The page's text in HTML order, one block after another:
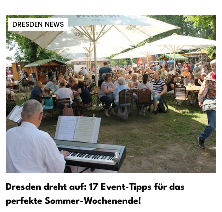
DRESDEN NEWS
Dresden dreht auf: 17 Event-Tipps für das
perfekte Sommer-Wochenende!